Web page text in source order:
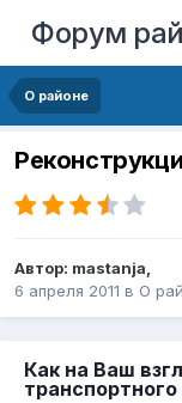
Форум
О районе
Автор: mastanja,
6 апреля 2011 в О
Как на Ваш